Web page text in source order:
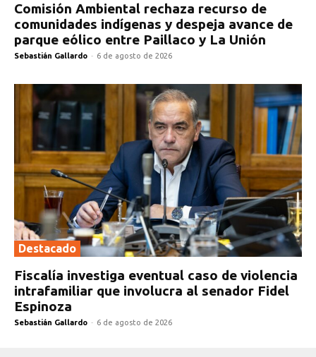
Comisión Ambiental rechaza recurso de
comunidades indígenas y despeja avance de
parque eólico entre Paillaco y La Unión
Sebastián Gallardo - 6 de agosto de 2026
Destacado
Fiscalía investiga eventual caso de violencia
intrafamiliar que involucra al senador Fidel
Espinoza
Sebastián Gallardo - 6 de agosto de 2026